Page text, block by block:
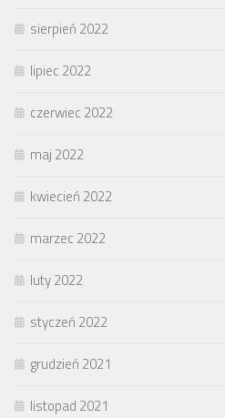
sierpień 2022
lipiec 2022
czerwiec 2022
maj 2022
kwiecień 2022
marzec 2022
luty 2022
styczeń 2022
grudzień 2021
listopad 2021